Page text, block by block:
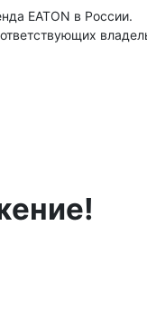
ЕАТОN в России.